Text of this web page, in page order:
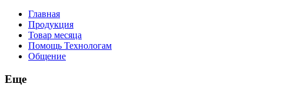
Главная
Продукция
Товар месяца
Помощь Технологам
Общение
Еще